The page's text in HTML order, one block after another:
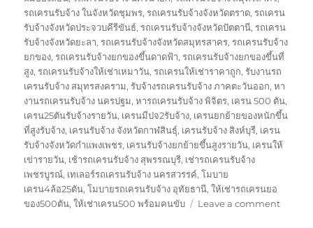
รถเครนรับจ้าง ในจังหวัดชุมพร,รถเครนรับจ้างจังหวัดตราด,รถเครน
รับจ้างจังหวัดประจวบคีรีขันธ์,รถเครนรับจ้างจังหวัดปัตตานี,รถเครน
รับจ้างจังหวัดยะลา,รถเครนรับจ้างจังหวัดสมุทรสาคร,รถเครนรับจ้าง
ยกของ,รถเครนรับจ้างยกของขึ้นดาดฟ้า,รถเครนรับจ้างยกของขึ้นที่
สูง,รถเครนรับจ้างให้เช่าเหมาวัน,รถเครนให้เช่าราคาถูก,รับงานรถ
เครนรับจ้าง สมุทรสงคราม,รับจ้างรถเครนรับจ้าง ภาคตะวันออก,หา
งานรถเครนรับจ้าง นครปฐม,หารถเครนรับจ้าง พิจิตร, เครน 500 ตัน,
เครน25ตันรับจ้างรายวัน, เครนมีปจ2รับจ้าง, เครนยกย้ายของหนักขึ้น
ที่สูงรับจ้าง, เครนรับจ้าง จังหวัดกาฬสินธุ์, เครนรับจ้าง สิงห์บุรี, เครน
รับจ้างจังหวัดกำแพงเพชร, เครนรับจ้างยกย้ายขึ้นสูงรายวัน, เครนให้
เข่ารายวัน, เช้ารถเครนรับจ้าง สุพรรณบุรี, เช่ารถเครนรับจ้าง
เพชรบูรณ์, เทเลอร์รถเครนรับจ้าง นครสวรรค์,โมบาย
เครน4ล้อ25ตัน,โมบายรถเครนรับจ้าง อุทัยธานี,ให้เช่ารถเครนยอ
ของ500ตัน,ให้เช่าเครน500 พร้อมคนขับ Leave a commenton